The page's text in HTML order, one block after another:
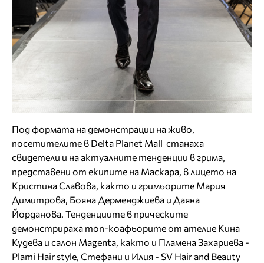
Под формата на демонстрации на живо,
посетителите в Delta Planet Mall станаха
свидетели и на актуалните тенденции в грима,
представени от екипите на Маскара, в лицето на
Кристина Славова, както и гримьорите Мария
Димитрова, Бояна Дерменджиева и Даяна
Йорданова. Тенденциите в прическите
демонстрираха топ-коафьорите от ателие Кина
Кудева и салон Magenta, както и Пламена Захариева -
Plami Hair style, Стефани и Илия - SV Hair and Beauty